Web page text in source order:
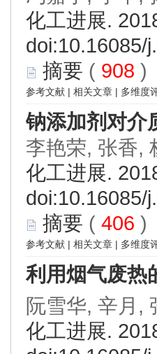
化工进展.
doi:10.16085/
摘要 ( 908 )
参考文献 | 相关文章 | 多维度
钠添加剂对介
李艳荣, 张香,
化工进展.
doi:10.16085/
摘要 ( 406 )
参考文献 | 相关文章 | 多维度
利用烟气废热
阮雪华, 辛月,
化工进展.